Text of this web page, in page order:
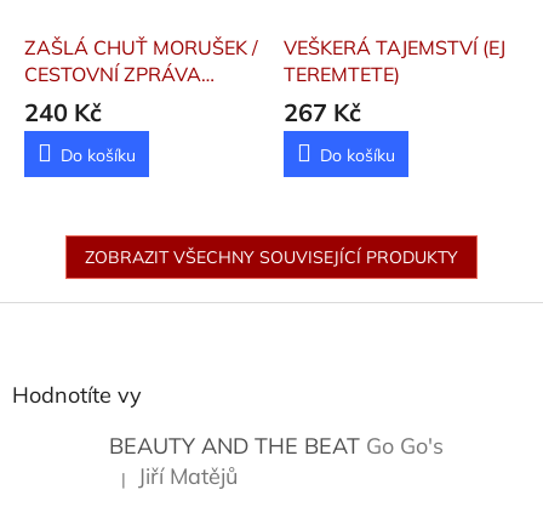
ZAŠLÁ CHUŤ MORUŠEK /
CESTOVNÍ ZPRÁVA
ČARODĚJOVA UČNĚ
Nevrlý Miloslav
240 Kč
Do košíku
VEŠKERÁ TAJEMSTVÍ (EJ
TEREMTETE)
267 Kč
Do košíku
ZOBRAZIT VŠECHNY SOUVISEJÍCÍ PRODUKTY
Hodnotíte vy
BEAUTY AND THE BEAT Go Go's
Hodnocení produktu je 5 z 5 hvězdiček.
| Jiří Matějů